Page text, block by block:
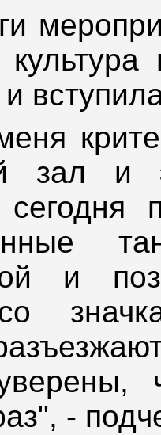
зал и
и
со
-